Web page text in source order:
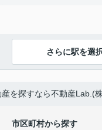
さらに駅を選
を探すなら不動産Lab.(
市区町村から探す